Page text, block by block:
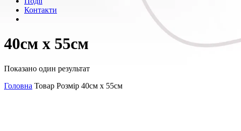
Контакти
40см х 55см
Показано один результат
Головна Товар Розмір 40см х 55см